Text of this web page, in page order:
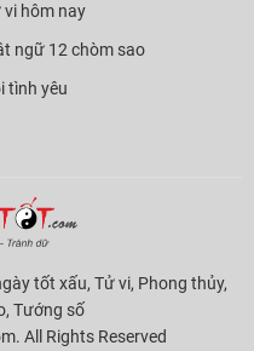
vi hôm nay
ngữ 12 chòm sao
tình yêu
tốt xấu, Tử vi, Phong thủy,
Tướng số
All Rights Reserved